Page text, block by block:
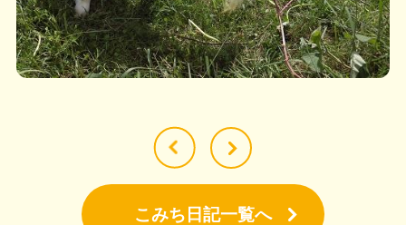
こみち日記一覧へ